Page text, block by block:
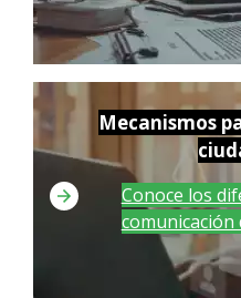
Mecanismos
Conoce los
comunicación